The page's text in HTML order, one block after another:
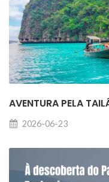
AVENTURA PELA
2026-06-23